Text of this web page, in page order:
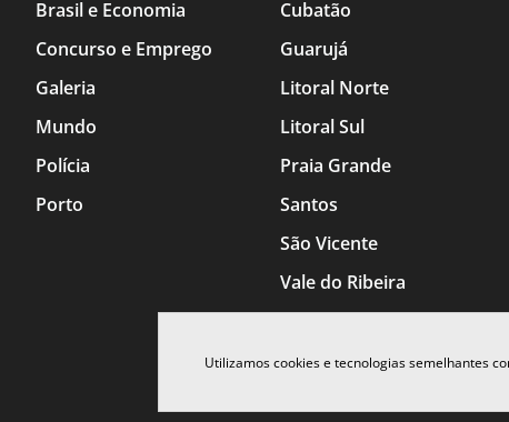
Utilizamos cookies e tecnologias semelhantes
Brasil e Economia
Concurso e Emprego
Galeria
Mundo
Polícia
Porto
Cubatão
Guarujá
Litoral Norte
Litoral Sul
Praia Grande
Santos
São Vicente
Vale do Ribeira